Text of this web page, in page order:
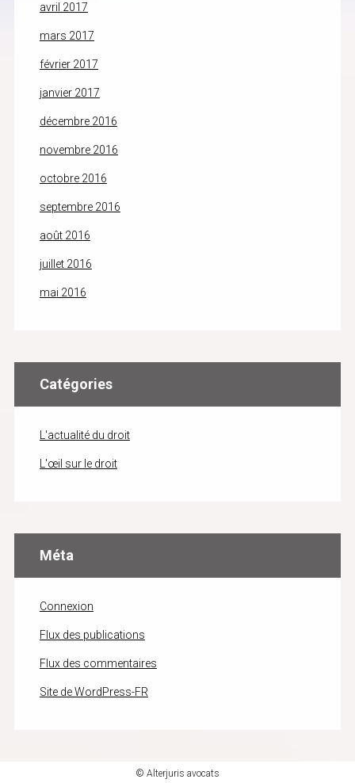
avril 2017
mars 2017
février 2017
janvier 2017
décembre 2016
novembre 2016
octobre 2016
septembre 2016
août 2016
juillet 2016
mai 2016
Catégories
L'actualité du droit
L'œil sur le droit
Méta
Connexion
Flux des publications
Flux des commentaires
Site de WordPress-FR
© Alterjuris avocats